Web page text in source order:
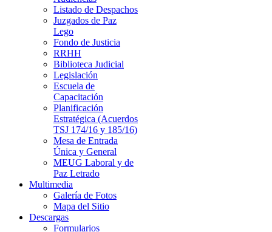
Listado de Despachos
Juzgados de Paz
Lego
Fondo de Justicia
RRHH
Biblioteca Judicial
Legislación
Escuela de
Capacitación
Planificación
Estratégica (Acuerdos
TSJ 174/16 y 185/16)
Mesa de Entrada
Única y General
MEUG Laboral y de
Paz Letrado
Multimedia
Galería de Fotos
Mapa del Sitio
Descargas
Formularios